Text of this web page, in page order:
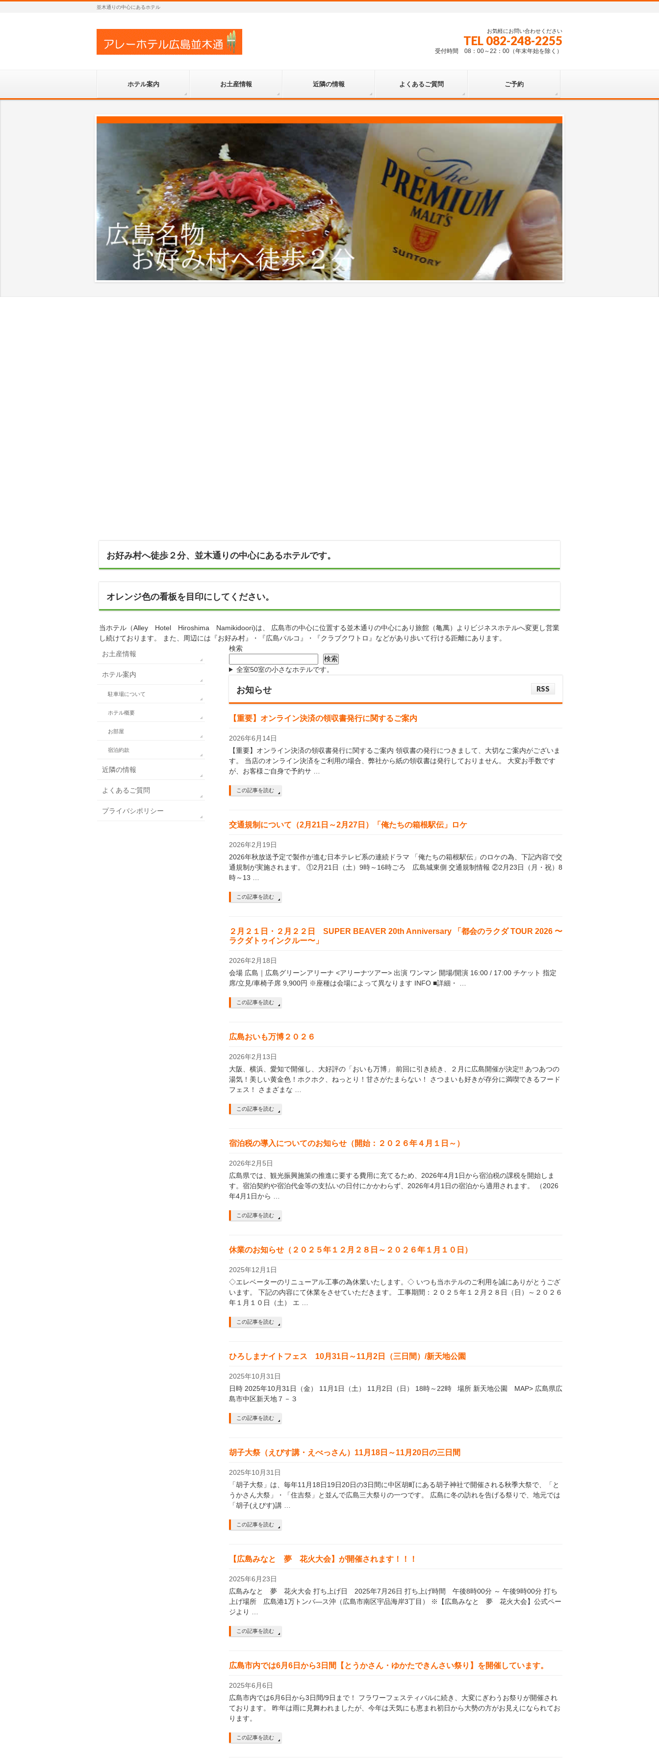
並木通りの中心にあるホテル
お気軽にお問い合わせください
TEL 082-248-2255
受付時間 08：00～22：00（年末年始を除く）
ホテル案内 お土産情報 近隣の情報 よくあるご質問 ご予約
お好み村へ徒歩２分、並木通りの中心にあるホテルです。
オレンジ色の看板を目印にしてください。
当ホテル（Alley Hotel Hiroshima Namikidoori)は、 広島市の中心に位置する並木通りの中心にあり旅館（亀萬）よりビジネスホテルへ変更し営業
し続けております。 また、周辺には『お好み村』・『広島パルコ』・『クラブクワトロ』などがあり歩いて行ける距離にあります。
検索
検索
全室50室の小さなホテルです。
お知らせ RSS
【重要】オンライン決済の領収書発行に関するご案内
2026年6月14日
【重要】オンライン決済の領収書発行に関するご案内 領収書の発行につきまして、大切なご案内がございま
す。 当店のオンライン決済をご利用の場合、弊社から紙の領収書は発行しておりません。 大変お手数です
が、お客様ご自身で予約サ …
この記事を読む
交通規制について（2月21日～2月27日）「俺たちの箱根駅伝」ロケ
2026年2月19日
2026年秋放送予定で製作が進む日本テレビ系の連続ドラマ 「俺たちの箱根駅伝」のロケの為、下記内容で交
通規制が実施されます。 ①2月21日（土）9時～16時ごろ 広島城東側 交通規制情報 ②2月23日（月・祝）8
時～13 …
この記事を読む
２月２１日・２月２２日 SUPER BEAVER 20th Anniversary 「都会のラクダ TOUR 2026 〜
ラクダトゥインクルー〜」
2026年2月18日
会場 広島｜広島グリーンアリーナ <アリーナツアー> 出演 ワンマン 開場/開演 16:00 / 17:00 チケット 指定
席/立見/車椅子席 9,900円 ※座種は会場によって異なります INFO ■詳細・ …
この記事を読む
広島おいも万博２０２６
2026年2月13日
大阪、横浜、愛知で開催し、大好評の「おいも万博」 前回に引き続き、２月に広島開催が決定!! あつあつの
湯気！美しい黄金色！ホクホク、ねっとり！甘さがたまらない！ さつまいも好きが存分に満喫できるフード
フェス！ さまざまな …
この記事を読む
宿泊税の導入についてのお知らせ（開始：２０２６年４月１日～）
2026年2月5日
広島県では、観光振興施策の推進に要する費用に充てるため、2026年4月1日から宿泊税の課税を開始しま
す。宿泊契約や宿泊代金等の支払いの日付にかかわらず、2026年4月1日の宿泊から適用されます。 （2026
年4月1日から …
この記事を読む
休業のお知らせ（２０２５年１２月２８日～２０２６年１月１０日）
2025年12月1日
◇エレベーターのリニューアル工事の為休業いたします。◇ いつも当ホテルのご利用を誠にありがとうござ
います。 下記の内容にて休業をさせていただきます。 工事期間：２０２５年１２月２８日（日）～２０２６
年１月１０日（土） エ …
この記事を読む
ひろしまナイトフェス 10月31日～11月2日（三日間）/新天地公園
2025年10月31日
日時 2025年10月31日（金） 11月1日（土） 11月2日（日） 18時～22時 場所 新天地公園 MAP> 広島県広
島市中区新天地７－３
この記事を読む
胡子大祭（えびす講・えべっさん）11月18日～11月20日の三日間
2025年10月31日
「胡子大祭」は、毎年11月18日19日20日の3日間に中区胡町にある胡子神社で開催される秋季大祭で、「と
うかさん大祭」・「住吉祭」と並んで広島三大祭りの一つです。 広島に冬の訪れを告げる祭りで、地元では
「胡子(えびす)講 …
この記事を読む
【広島みなと 夢 花火大会】が開催されます！！！
2025年6月23日
広島みなと 夢 花火大会 打ち上げ日 2025年7月26日 打ち上げ時間 午後8時00分 ～ 午後9時00分 打ち
上げ場所 広島港1万トンバ―ス沖（広島市南区宇品海岸3丁目） ※【広島みなと 夢 花火大会】公式ペー
ジより …
この記事を読む
広島市内では6月6日から3日間【とうかさん・ゆかたできんさい祭り】を開催しています。
2025年6月6日
広島市内では6月6日から3日間/9日まで！ フラワーフェスティバルに続き、大変にぎわうお祭りが開催され
ております。 昨年は雨に見舞われましたが、今年は天気にも恵まれ初日から大勢の方がお見えになられてお
ります。
この記事を読む
お土産情報
ホテル案内
駐車場について
ホテル概要
お部屋
宿泊約款
近隣の情報
よくあるご質問
プライバシポリシー